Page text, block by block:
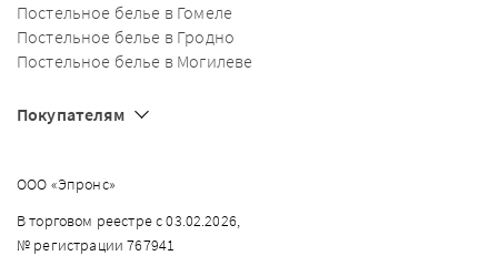
Постельное белье в Гомеле
Постельное белье в Гродно
Постельное белье в Могилеве
Покупателям
ООО «Эпронс»
В торговом реестре с 03.02.2026,
№ регистрации 767941